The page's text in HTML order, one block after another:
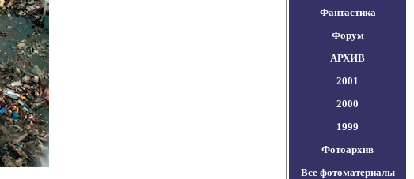
Фантастика
Форум
АРХИВ
2001
2000
1999
Фотоархив
Все фотоматериалы